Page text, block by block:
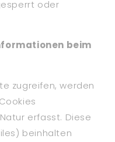
oder
beim
zugreifen, werden
erfasst. Diese
beinhalten